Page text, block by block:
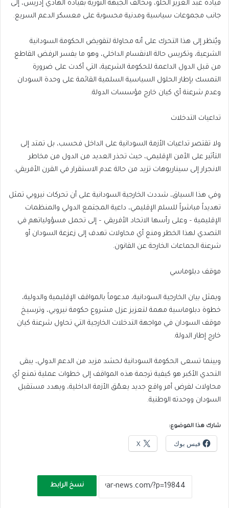
قيادة عبد العزيز الحلو، وتحالف الجبهة الثورية بقيادة الهادي إدريس، إلى
جانب مجموعات سياسية ومدنية محسوبة على معسكر الدعم السريع.
ويُنظر إلى هذا التحرك على أنه محاولة لتقويض الحكومة السودانية
الشرعية، وتكريس حالة الانقسام الداخلي، وهو ما يفسر الرفض القاطع
من قبل الدول الداعمة للحكومة الشرعية، التي أكدت على ضرورة
التمسك بإطار الحلول السياسية السلمية القائمة على وحدة السودان
وعدم شرعنة أي كيان خارج مؤسسات الدولة.
تداعيات التدخلات
ولا تقتصر تداعيات الأزمة السودانية على الداخل فحسب، بل تمتد إلى
التأثير على الأمن الإقليمي، حيث تحذر العديد من الدول من مخاطر
الانجرار إلى سيناريوهات تزيد من حالة عدم الاستقرار في القرن الأفريقي.
وفي هذا السياق، شددت الخارجية السودانية على أن تحركات نيروبي تمثل
تهديداً مباشراً للسلم الإقليمي، داعية المجتمع الدولي والمنظمات
الإقليمية – وعلى رأسها الاتحاد الأفريقي – إلى تحمل مسؤولياتهم في
التصدي لهذا الخطر ومنع أي محاولات تهدف إلى زعزعة السودان أو
شرعنة الجماعات الخارجة عن القانون.
موقف دبلوماسي
ويمثل بيان الخارجية السودانية، مدعوماً بالمواقف الإقليمية والدولية،
خطوة دبلوماسية مهمة لتعزيز عزل مشروع حكومة نيروبي، وترسيخ
موقف السودان في مواجهة التدخلات الخارجية التي تحاول شرعنة كيان
خارج إطار الدولة.
وبينما تسعى الحكومة السودانية لحشد مزيد من الدعم الدولي، يبقى
التحدي الأكبر هو كيفية ترجمة هذه المواقف إلى خطوات عملية تمنع أي
محاولات لفرض أمر واقع جديد يعمّق الأزمة الداخلية، ويهدد مستقبل
السودان ووحدته الوطنية.
شارك هذا الموضوع:
فيس بوك X
نسخ الرابط